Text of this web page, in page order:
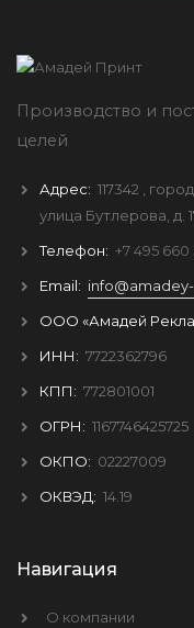
Производство и
целей
Адрес: 117342 , город
улица Бутлерова, д.
Телефон: +7 495 660
Email:
ООО «Амадей
ИНН: 7722362796
КПП: 772801001
ОГРН: 1167746425725
ОКПО: 02227009
ОКВЭД: 14.19
Навигация
О компании